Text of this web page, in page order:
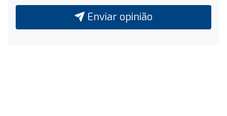
Enviar opinião